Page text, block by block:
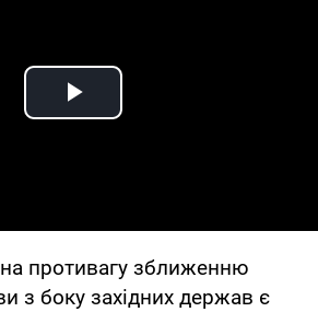
Play Video
противагу зближенню
з боку західних держав є